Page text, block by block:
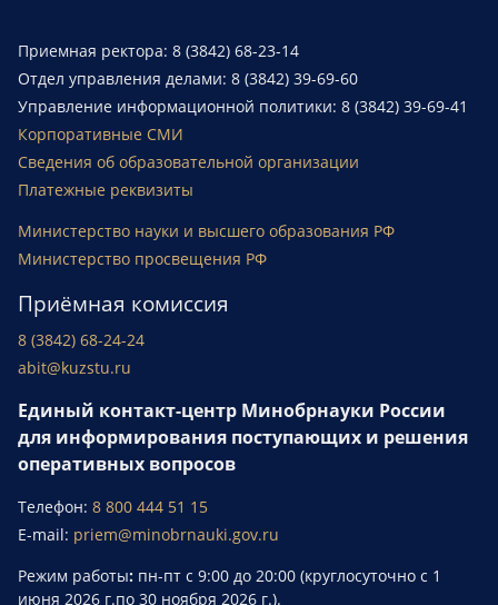
Приемная ректора: 8 (3842) 68-23-14
Отдел управления делами: 8 (3842) 39-69-60
Управление информационной политики: 8 (3842) 39-69-41
Корпоративные СМИ
Сведения об образовательной организации
Платежные реквизиты
Министерство науки и высшего образования РФ
Министерство просвещения РФ
Приёмная комиссия
8 (3842) 68-24-24
abit@kuzstu.ru
Единый контакт-центр Минобрнауки России
для информирования поступающих и решения
оперативных вопросов
Телефон: 8 800 444 51 15
E-mail: priem@minobrnauki.gov.ru
Режим работы: пн-пт с 9:00 до 20:00 (круглосуточно с 1
июня 2026 г.по 30 ноября 2026 г.).